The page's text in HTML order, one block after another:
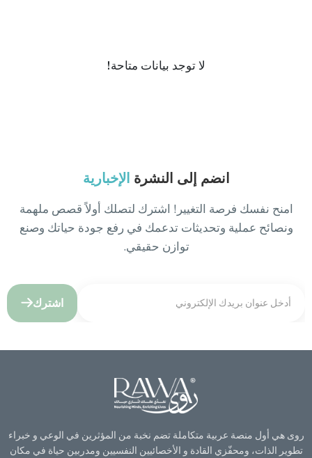
لا توجد بيانات متاحة!
انضم إلى النشرة الإخبارية
امنح نفسك فرصة التغيير! اشترك لتصلك أولاً قصص ملهمة
ونصائح عملية وتحديثات تدعمك في رفع جودة حياتك وصنع
توازن حقيقي.
اشترك
روى هي أول منصة عربية متكاملة تضم نخبة من المؤثرين في الوعي و خبراء
تطوير الذات، ومحفّزي القادة و الأخصائيين النفسيين ومدربين حياة في مكان